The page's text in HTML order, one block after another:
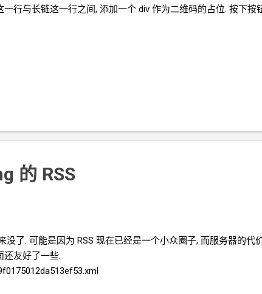
一行与长链这一行之间, 添加一个 div 作为二维码的占位. 按下按
的 RSS
没了. 可能是因为 RSS 现在已经是一个小众圈子, 而服务器的代
还友好了一些.